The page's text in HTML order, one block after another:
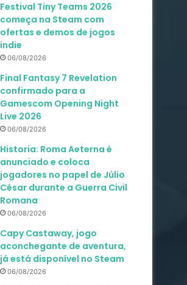
Festival Tiny Teams 2026
começa na Steam com
ofertas e demos de jogos
indie
06/08/2026
Final Fantasy 7 Revelation
confirmado para a
Gamescom Opening Night
Live 2026
06/08/2026
Historia: Roma Aeterna é
anunciado e coloca
jogadores no papel de Júlio
César durante a Guerra Civil
Romana
06/08/2026
Capy Castaway, jogo
aconchegante de aventura,
já está disponível no Steam
06/08/2026